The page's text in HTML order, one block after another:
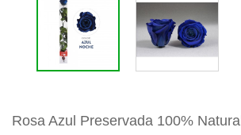
Rosa Azul Preservada 100% Natural